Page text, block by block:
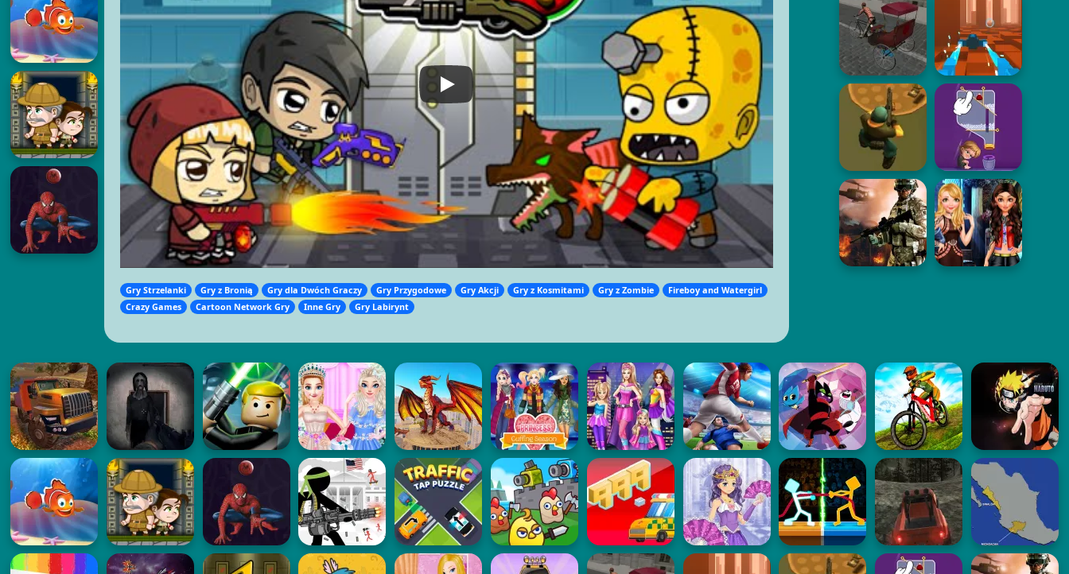
Gry Strzelanki Gry z Bronią Gry dla Dwóch Graczy Gry Przygodowe Gry Akcji Gry z Kosmitami Gry z Zombie
Fireboy and Watergirl
Crazy Games
Cartoon Network Gry Inne Gry Gry Labirynt